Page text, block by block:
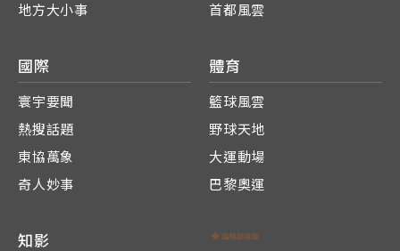
地方大小事
首都風雲
國際
寰宇要聞
熱搜話題
東協萬象
奇人妙事
體育
籃球風雲
野球天地
大運動場
巴黎奧運
知影